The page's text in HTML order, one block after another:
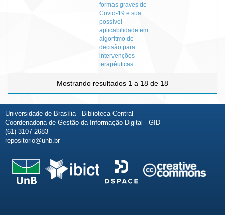
formas graves de
Covid-19 e sua
possível
aplicabilidade em
algoritmo de
decisão para
intervenções
terapêuticas
Mostrando resultados 1 a 18 de 18
Universidade de Brasília - Biblioteca Central
Coordenadoria de Gestão da Informação Digital - GID
(61) 3107-2683
repositorio@unb.br